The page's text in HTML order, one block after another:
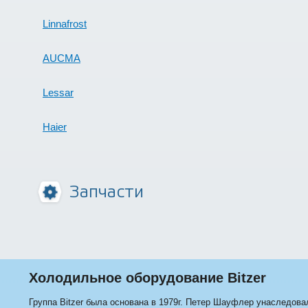
Linnafrost
AUCMA
Lessar
Haier
Запчасти
Холодильное оборудование Bitzer
Группа Bitzer была основана в 1979г. Петер Шауфлер